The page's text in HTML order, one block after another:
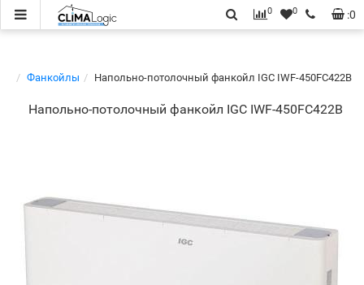
:0
0 0
Фанкойлы Напольно-потолочный фанкойл IGC IWF-450FC422B
Напольно-потолочный фанкойл IGC IWF-450FC422B